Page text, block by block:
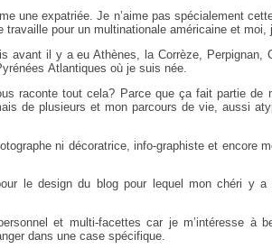
une expatriée. Je n’aime pas spécialement
pour un multinationale américaine et moi,
avant il y a eu Athènes, la Corrèze, Perpignan,
Atlantiques où je suis née.
raconte tout cela? Parce que ça fait partie
de plusieurs et mon parcours de vie, aussi
ni décoratrice, info-graphiste et encore
le design du blog pour lequel mon chéri y a
et multi-facettes car je m’intéresse à
dans une case spécifique.